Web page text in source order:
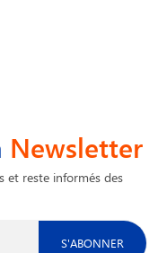
Newsletter
et reste informés des
S'ABONNER